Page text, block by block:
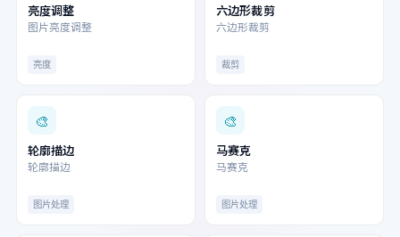
亮度调整
图片亮度调整
亮度
六边形裁剪
六边形裁剪
裁剪
🎨
轮廓描边
轮廓描边
图片处理
🎨
马赛克
马赛克
图片处理